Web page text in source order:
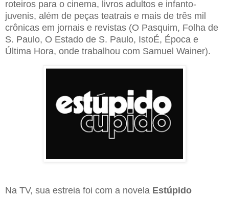
roteiros para o cinema, livros adultos e infanto-
juvenis, além de peças teatrais e mais de três mil
crônicas em jornais e revistas (O Pasquim, Folha de
S. Paulo, O Estado de S. Paulo, IstoÉ, Época e
Última Hora, onde trabalhou com Samuel Wainer).
Na TV, sua estreia foi com a novela Estúpido